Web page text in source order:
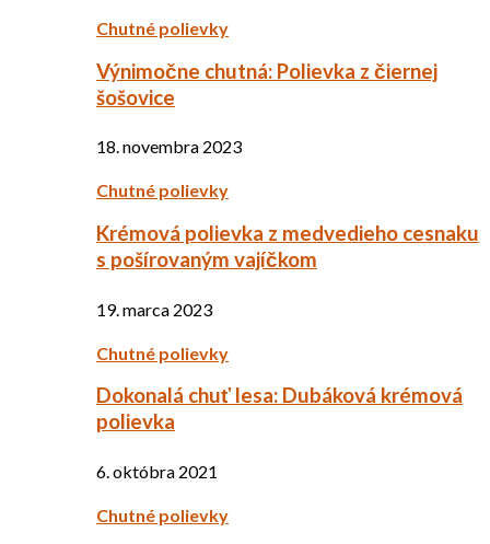
Chutné polievky
Výnimočne chutná: Polievka z čiernej
šošovice
18. novembra 2023
Chutné polievky
Krémová polievka z medvedieho cesnaku
s pošírovaným vajíčkom
19. marca 2023
Chutné polievky
Dokonalá chuť lesa: Dubáková krémová
polievka
6. októbra 2021
Chutné polievky